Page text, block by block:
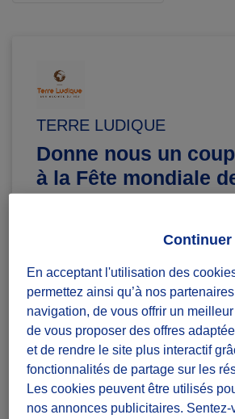
TERRE LUDIQUE
Donne nous un
à la Fête mondiale
Marseille
défi ponctuel
Badges à récolter
En acceptant l'utilisation des
permettez ainsi qu’à nos
navigation, de vous offrir un
de vous proposer des offres
et de rendre le site plus interactif
fonctionnalités de partage sur les
Les cookies peuvent être utilisés
nos annonces publicitaires.